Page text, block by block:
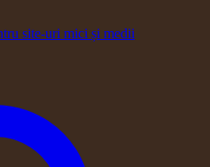
site-uri mici și medii